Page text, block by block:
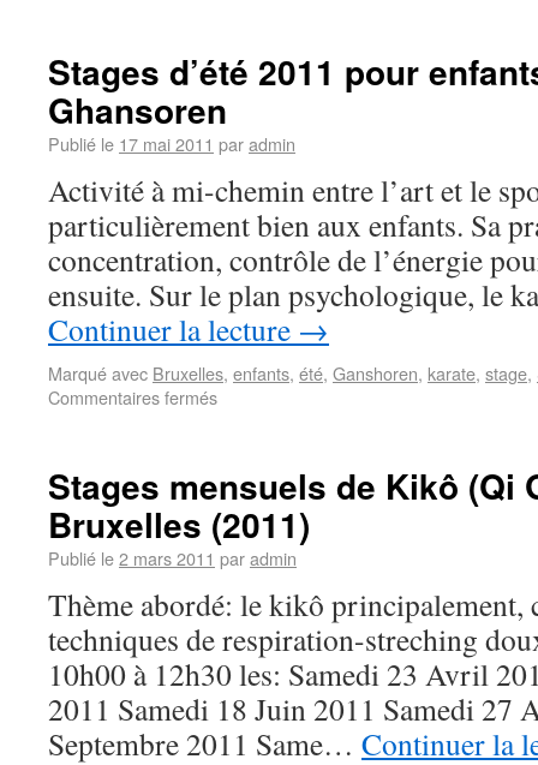
Stages d’été 2011 pour
Ghansoren
Publié le 17 mai 2011 paradmin
Activité à mi-chemin entre l’art et le
particulièrement bien aux enfants. Sa
concentration, contrôle de l’énergie
ensuite. Sur le plan psychologique, le
Continuer la lecture →
Marqué avec Bruxelles, enfants, été, Ganshoren, karate, stage,
Commentaires fermés
Stages mensuels de Kikô (Qi
Bruxelles (2011)
Publié le2 mars 2011 paradmin
Thème abordé: le kikô principalement,
techniques de respiration-streching
10h00 à 12h30 les: Samedi 23 Avril
2011 Samedi 18 Juin 2011 Samedi 27
Septembre 2011 Same… Continuer la